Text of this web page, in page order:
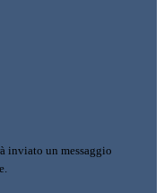
inviato un messaggio